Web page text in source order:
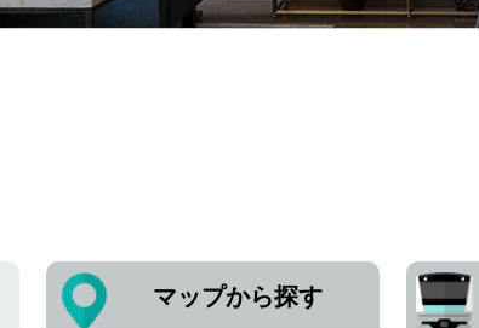
マップから探す